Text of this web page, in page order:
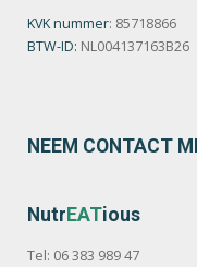
KVK nummer: 85718866
BTW-ID: NL004137163B26
NEEM CONTACT
NutrEATious
Tel: 06 383 989 47